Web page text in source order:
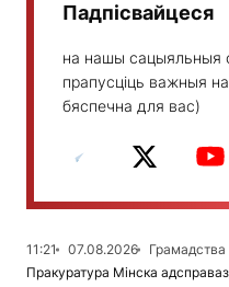
Падпісвайцеся
на нашы сацыяльныя
прапусціць важныя
бяспечна для вас)
11:21 07.08.2026
Грамадства
Пракуратура Мінска